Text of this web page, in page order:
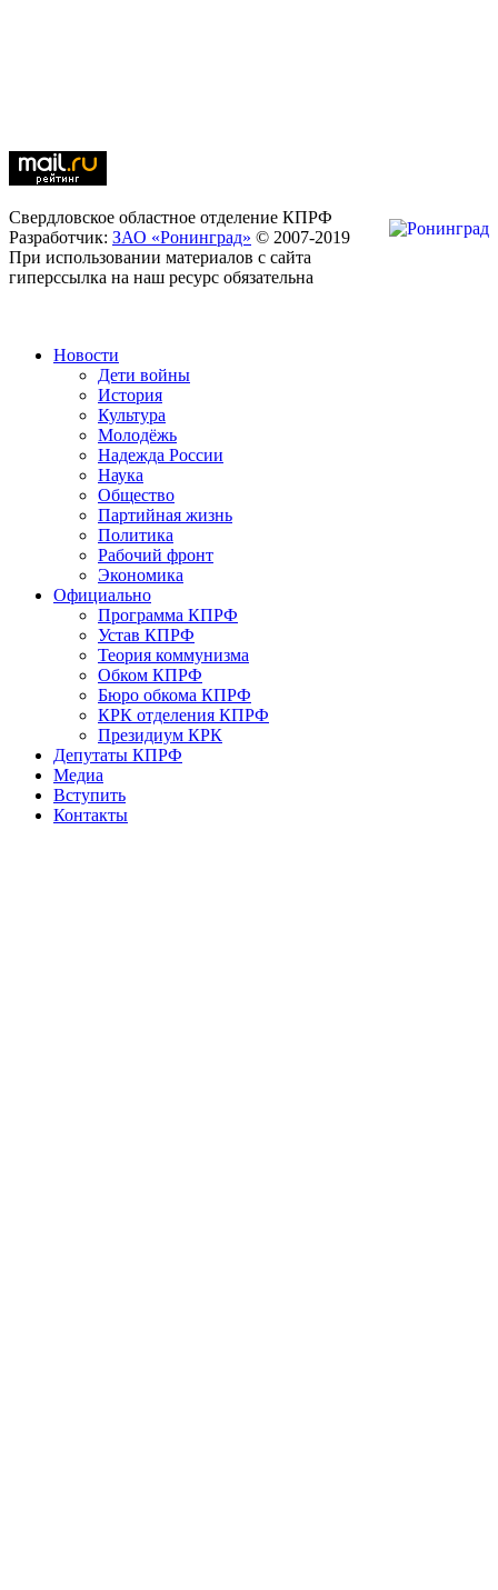
Свердловское областное отделение КПРФ
Разработчик: ЗАО «Ронинград» © 2007-2019
При использовании материалов с сайта
гиперссылка на наш ресурс обязательна
Новости
Дети войны
История
Культура
Молодёжь
Надежда России
Наука
Общество
Партийная жизнь
Политика
Рабочий фронт
Экономика
Официально
Программа КПРФ
Устав КПРФ
Теория коммунизма
Обком КПРФ
Бюро обкома КПРФ
КРК отделения КПРФ
Президиум КРК
Депутаты КПРФ
Медиа
Вступить
Контакты